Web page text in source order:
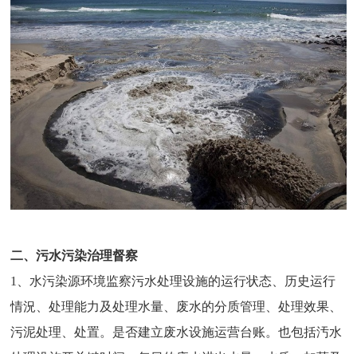
二、污水污染治理督察
1、水污染源环境监察污水处理设施的运行状态、历史运行
情況、处理能力及处理水量、废水的分质管理、处理效果、
污泥处理、处置。是否建立废水设施运营台账。也包括汚水